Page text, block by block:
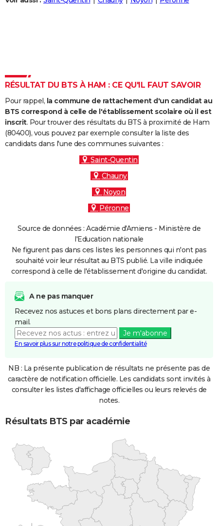
Carte de Noël
Carte Bonne année
Carte Saint-Valentin
Carte Pâques
Carte d'anniversaire
Dictionnaire
Biographies
Citations
Expressions
Proverbes
PROGRAMME TV
COPAINS D'AVANT
S'inscrire
Se connecter
Lycées
Collèges
Primaires
Universités
Entreprises
Service militaire
Avis de recherche
RÉSULTAT DU BTS À HAM : CE QU'IL FAUT SAVOIR
Pour rappel, la commune de rattachement d'un candidat au
BTS correspond à celle de l'établissement scolaire où il est
inscrit. Pour trouver des résultats du BTS à proximité de Ham
(80400), vous pouvez par exemple consulter la liste des
candidats dans l'une des communes suivantes :
Saint-Quentin
Chauny
Noyon
Péronne
Source de données : Académie d'Amiens - Ministère de
l'Education nationale
Ne figurent pas dans ces listes les personnes qui n'ont pas
souhaité voir leur résultat au BTS publié. La ville indiquée
correspond à celle de l'établissement d'origine du candidat.
A ne pas manquer
Recevez nos astuces et bons plans directement par e-
mail.
Je m'abonne
En savoir plus sur notre politique de confidentialité
NB : La présente publication de résultats ne présente pas de
caractère de notification officielle. Les candidats sont invités à
consulter les listes d'affichage officielles ou leurs relevés de
notes.
Résultats BTS par académie